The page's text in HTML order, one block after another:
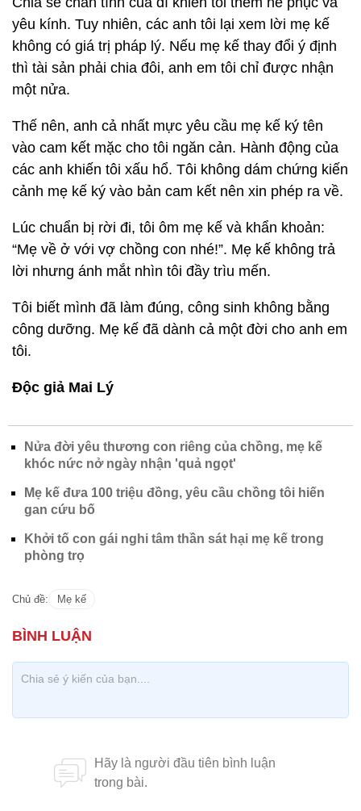
yêu kính. Tuy nhiên, các anh tôi lại xem lời mẹ kế
không có giá trị pháp lý. Nếu mẹ kế thay đổi ý định
thì tài sản phải chia đôi, anh em tôi chỉ được nhận
một nửa.
Thế nên, anh cả nhất mực yêu cầu mẹ kế ký tên
vào cam kết mặc cho tôi ngăn cản. Hành động của
các anh khiến tôi xấu hổ. Tôi không dám chứng kiến
cảnh mẹ kế ký vào bản cam kết nên xin phép ra về.
Lúc chuẩn bị rời đi, tôi ôm mẹ kế và khẩn khoản:
“Mẹ về ở với vợ chồng con nhé!”. Mẹ kế không trả
lời nhưng ánh mắt nhìn tôi đầy trìu mến.
Tôi biết mình đã làm đúng, công sinh không bằng
công dưỡng. Mẹ kế đã dành cả một đời cho anh em
tôi.
Độc giả Mai Lý
Nửa đời yêu thương con riêng của chồng, mẹ kế
khóc nức nở ngày nhận 'quả ngọt'
Mẹ kế đưa 100 triệu đồng, yêu cầu chồng tôi hiến
gan cứu bố
Khởi tố con gái nghi tâm thần sát hại mẹ kế trong
phòng trọ
Chủ đề: Mẹ kế